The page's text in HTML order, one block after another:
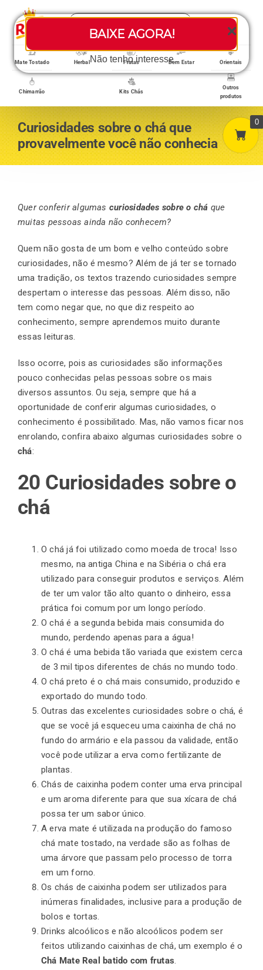
BAIXE AGORA!
Não tenho interesse
content
Search
Toggle
Loja/Produtos
Home
A empresa
Minha conta
Carrinho
Finalização de compra
Blog
Contato
Mate Tostado Herbal Frutas Bem Estar Orientais
Chimarrão Kits Chás
Outros
produtos
Curiosidades sobre o chá que
provavelmente você não conhecia
Quer conferir algumas curiosidades sobre o chá que
muitas pessoas ainda não conhecem?
Quem não gosta de um bom e velho conteúdo sobre
curiosidades, não é mesmo? Além de já ter se tornado
uma tradição, os textos trazendo curiosidades sempre
despertam o interesse das pessoas. Além disso, não
tem como negar que, no que diz respeito ao
conhecimento, sempre aprendemos muito durante
essas leituras.
Isso ocorre, pois as curiosidades são informações
pouco conhecidas pelas pessoas sobre os mais
diversos assuntos. Ou seja, sempre que há a
oportunidade de conferir algumas curiosidades, o
conhecimento é possibilitado. Mas, não vamos ficar nos
enrolando, confira abaixo algumas curiosidades sobre o
chá:
20 Curiosidades sobre o
chá
O chá já foi utilizado como moeda de troca! Isso
mesmo, na antiga China e na Sibéria o chá era
utilizado para conseguir produtos e serviços. Além
de ter um valor tão alto quanto o dinheiro, essa
prática foi comum por um longo período.
O chá é a segunda bebida mais consumida do
mundo, perdendo apenas para a água!
O chá é uma bebida tão variada que existem cerca
de 3 mil tipos diferentes de chás no mundo todo.
O chá preto é o chá mais consumido, produzido e
exportado do mundo todo.
Outras das excelentes curiosidades sobre o chá, é
que se você já esqueceu uma caixinha de chá no
fundo do armário e ela passou da validade, então
você pode utilizar a erva como fertilizante de
plantas.
Chás de caixinha podem conter uma erva principal
e um aroma diferente para que sua xícara de chá
possa ter um sabor único.
A erva mate é utilizada na produção do famoso
chá mate tostado, na verdade são as folhas de
uma árvore que passam pelo processo de torra
em um forno.
Os chás de caixinha podem ser utilizados para
inúmeras finalidades, inclusive para a produção de
bolos e tortas.
Drinks alcoólicos e não alcoólicos podem ser
feitos utilizando caixinhas de chá, um exemplo é o
Chá Mate Real batido com frutas.
0